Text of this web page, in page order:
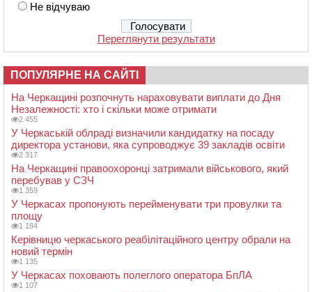
Не відчуваю
Переглянути результати
ПОПУЛЯРНЕ НА САЙТІ
На Черкащині розпочнуть нараховувати виплати до Дня
Незалежності: хто і скільки може отримати
2 455
У Черкаській облраді визначили кандидатку на посаду
директора установи, яка супроводжує 39 закладів освіти
2 317
На Черкащині правоохоронці затримали військового, який
перебував у СЗЧ
1 359
У Черкасах пропонують перейменувати три провулки та
площу
1 184
Керівницю черкаського реабілітаційного центру обрали на
новий термін
1 135
У Черкасах поховають полеглого оператора БпЛА
1 107